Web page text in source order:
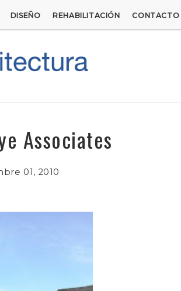
DISEÑO REHABILITACIÓN CONTACTO
Associates
01, 2010